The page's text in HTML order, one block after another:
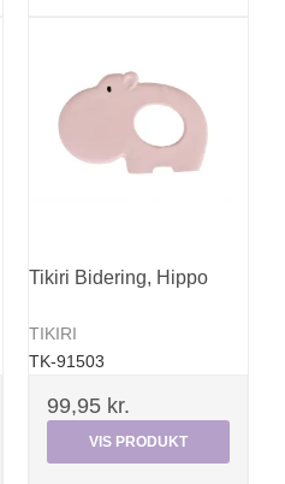
Tikiri Bidering, Hippo
TIKIRI
TK-91503
99,95 kr.
VIS PRODUKT